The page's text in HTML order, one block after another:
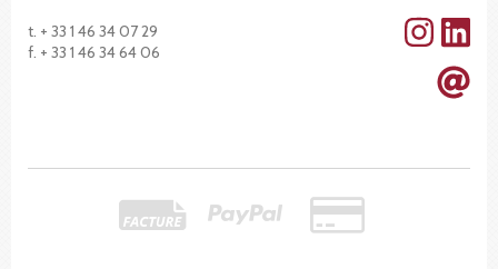
t. + 33 1 46 34 07 29
f. + 33 1 46 34 64 06